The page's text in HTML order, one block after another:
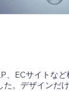
、ECサイトな
た。デザインだ